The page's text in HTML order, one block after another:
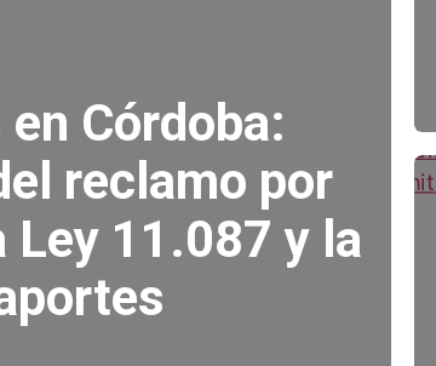
Córdoba:
reclamo por
Ley 11.087 y la